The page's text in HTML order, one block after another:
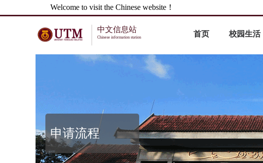
Welcome to visit the Chinese website！
中文信息站
Chinese information station 首页 校园生活
申请流程